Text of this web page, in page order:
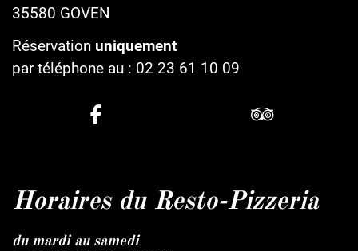
35580 GOVEN
Réservation uniquement
par téléphone au : 02 23 61 10 09
Horaires du Resto-Pizzeria
du mardi au samedi